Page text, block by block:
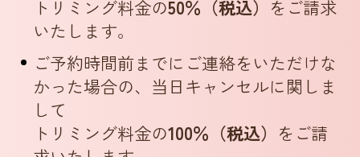
トリミング料金の50％（税込） をご請求
いたします。
ご予約時間前までにご連絡をいただけな
かった場合の、 当日キャンセルに関しま
して
トリミング料金の100％（税込） をご請